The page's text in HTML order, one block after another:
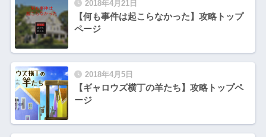
2018年4月21日
【何も事件は起こらなかった】攻略トップ
ページ
2018年4月5日
【ギャロウズ横丁の羊たち】攻略トップペ
ージ